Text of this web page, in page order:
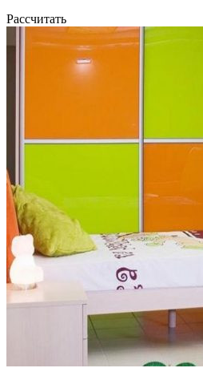
Рассчитать